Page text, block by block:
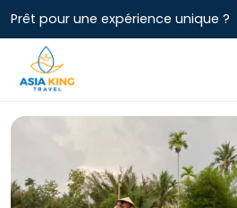
Prêt pour une expérience unique ?